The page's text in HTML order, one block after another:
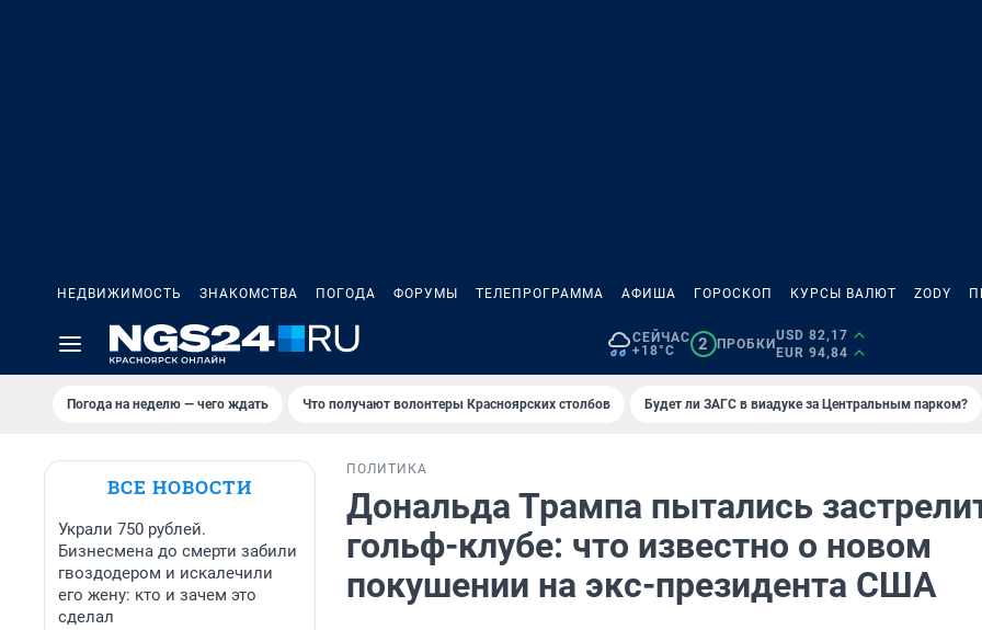
НЕДВИЖИМОСТЬ ЗНАКОМСТВА ПОГОДА ФОРУМЫ ТЕЛЕПРОГРАММА АФИША ГОРОСКОП КУРСЫ ВАЛЮТ ZODY
СЕЙЧАС
+18°C
2 ПРОБКИ
USD 82,17
EUR 94,84
Погода на неделю — чего ждать Что получают волонтеры Красноярских столбов Будет ли ЗАГС в виадуке за Центральным парком?
ВСЕ НОВОСТИ
Украли 750 рублей.
Бизнесмена до смерти забили
гвоздодером и искалечили
его жену: кто и зачем это
сделал
ПОЛИТИКА
Дональда Трампа пытались
гольф-клубе: что известно о новом
покушении на экс-президента США